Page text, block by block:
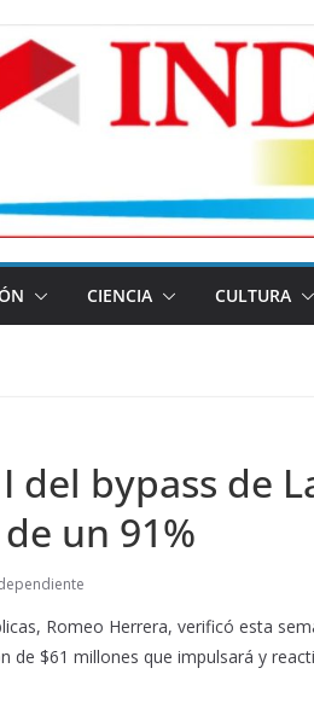
CIENCIA CULTURA
del bypass de
un 91%
Romeo Herrera, verificó esta
de $61 millones que impulsará y